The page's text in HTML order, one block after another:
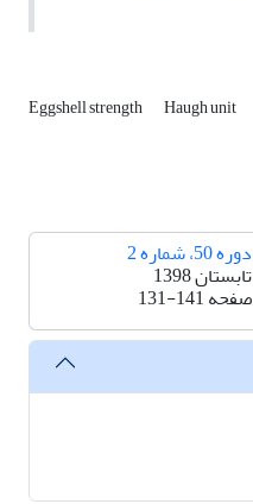
Eggshell strength Haugh unit
دوره 50، شماره 2
تابستان 1398
صفحه131-141